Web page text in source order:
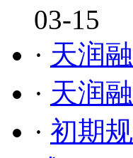
03-15
· 天润
· 天润
· 初期